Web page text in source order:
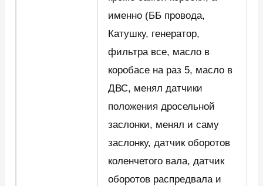
именно (ББ провода,
Катушку, генератор,
фильтра все, масло в
коробасе на раз 5, масло в
ДВС, менял датчики
положения дросельной
заслонки, менял и саму
заслонку, датчик оборотов
коленчетого вала, датчик
оборотов распредвала и